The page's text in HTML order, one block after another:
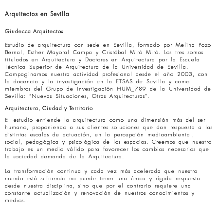
Arquitectos en Sevilla
Giudecca Arquitectos
Estudio de arquitectura con sede en Sevilla, formado por Melina Pozo
Bernal, Esther Mayoral Campa y Cristóbal Miró Miró. Los tres somos
titulados en Arquitectura y Doctores en Arquitectura por la Escuela
Técnica Superior de Arquitectura de la Universidad de Sevilla.
Compaginamos nuestra actividad profesional desde el año 2003, con
la docencia y la investigación en la ETSAS de Sevilla y como
miembros del Grupo de Investigación HUM_789 de la Universidad de
Sevilla: “Nuevas Situaciones, Otras Arquitecturas”.
Arquitectura, Ciudad y Territorio
El estudio entiende la arquitectura como una dimensión más del ser
humano, proponiendo a sus clientes soluciones que dan respuesta a las
distintas escalas de actuación, en la percepción medioambiental,
social, pedagógica y psicológica de los espacios. Creemos que nuestro
trabajo es un medio válido para favorecer los cambios necesarios que
la sociedad demanda de la Arquitectura.
La transformación continua y cada vez más acelerada que nuestro
mundo está sufriendo no puede tener una única y rígida respuesta
desde nuestra disciplina, sino que por el contrario requiere una
constante actualización y renovación de nuestros conocimientos y
medios.